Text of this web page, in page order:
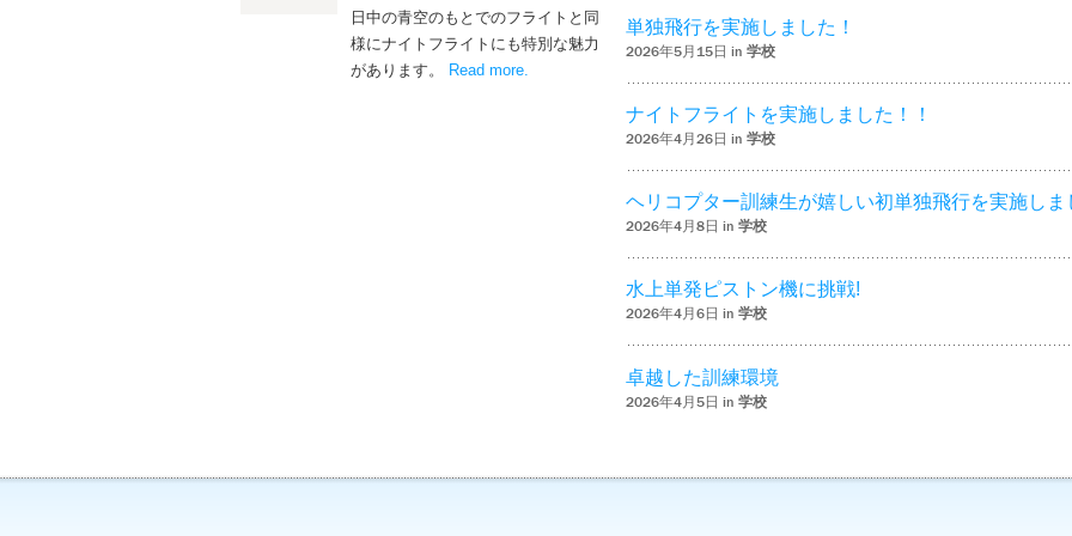
日中の青空のもとでのフライトと同
様にナイトフライトにも特別な魅力
があります。 Read more
単独飛行を実施しました！
2026年5月15日 in 学校
ナイトフライトを実施しました！！
2026年4月26日 in 学校
ヘリコプター訓練生が嬉しい初単独飛行を実施しま
2026年4月8日 in 学校
水上単発ピストン機に挑戦!
2026年4月6日 in 学校
卓越した訓練環境
2026年4月5日 in 学校